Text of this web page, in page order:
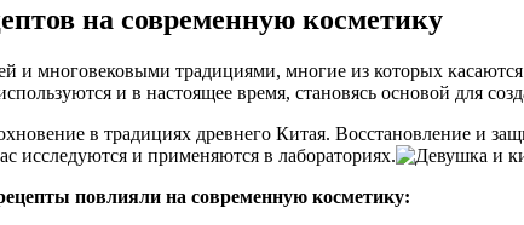
на современную косметику
и многовековыми традициями, многие из которых
и в настоящее время, становясь основой для
в традициях древнего Китая. Восстановление и
исследуются и применяются в лабораториях.
повлияли на современную косметику: